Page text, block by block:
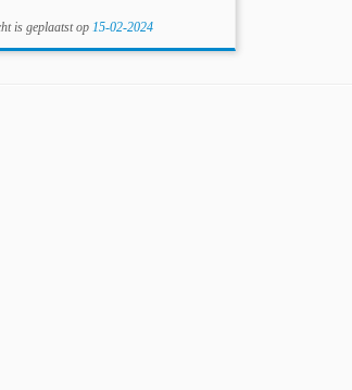
is geplaatst op15-02-2024